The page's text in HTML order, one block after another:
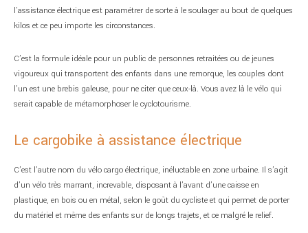
l’assistance électrique est paramétrer de sorte à le soulager au bout de quelques
kilos et ce peu importe les circonstances.
C’est la formule idéale pour un public de personnes retraitées ou de jeunes
vigoureux qui transportent des enfants dans une remorque, les couples dont
l’un est une brebis galeuse, pour ne citer que ceux-là. Vous avez là le vélo qui
serait capable de métamorphoser le cyclotourisme.
Le cargobike à assistance électrique
C’est l’autre nom du vélo cargo électrique, inéluctable en zone urbaine. Il s’agit
d’un vélo très marrant, increvable, disposant à l’avant d’une caisse en
plastique, en bois ou en métal, selon le goût du cycliste et qui permet de porter
du matériel et même des enfants sur de longs trajets, et ce malgré le relief.